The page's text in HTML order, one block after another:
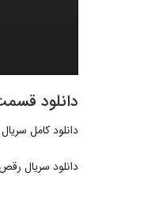
دانلود
دانلود کامل
دانلود سریال